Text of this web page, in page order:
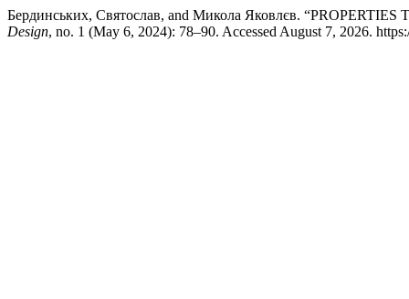
Бердинських, Святослав, and Микола Яковлєв.
Design, no. 1 (May 6, 2024): 78–90. Accessed August 7, 2026.